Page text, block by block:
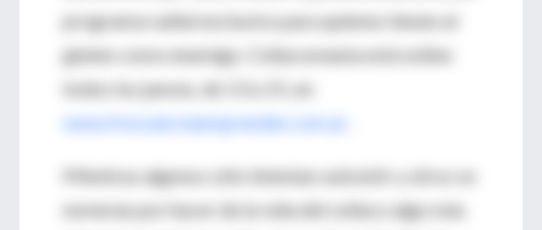
programa radial exclusivo para quienes tienen al
gluten como enemigo. Celiacomanía está online
todos los jueves, de 13 a 15, en
www.frecuenciaemprender.com.ar
Mientras algunos sólo intentan subsistir y otros se
esmeran por hacer de la vida del celíaco algo más